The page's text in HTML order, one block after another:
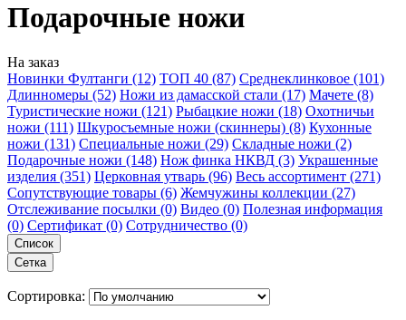
Подарочные ножи
На заказ
Новинки Фултанги (12) ТОП 40 (87) Среднеклинковое (101)
Длинномеры (52) Ножи из дамасской стали (17) Мачете (8)
Туристические ножи (121) Рыбацкие ножи (18) Охотничьи
ножи (111) Шкуросъемные ножи (скиннеры) (8) Кухонные
ножи (131) Специальные ножи (29) Складные ножи (2)
Подарочные ножи (148) Нож финка НКВД (3) Украшенные
изделия (351) Церковная утварь (96) Весь ассортимент (271)
Сопутствующие товары (6) Жемчужины коллекции (27)
Отслеживание посылки (0) Видео (0) Полезная информация
(0) Сертификат (0) Сотрудничество (0)
Список
Сетка
Сортировка: